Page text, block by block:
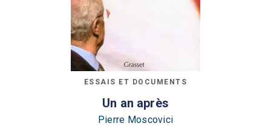
ESSAIS ET DOCUMENTS
Un an après
Pierre Moscovici